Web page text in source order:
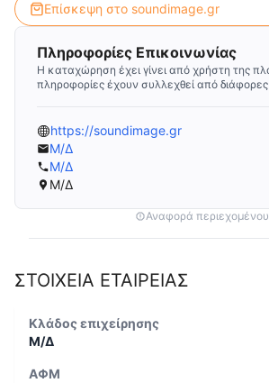
Επίσκεψη στο soundimage.gr
Πληροφορίες Επικοινωνίας
Η καταχώρηση έχει γίνει από χρήστη της
πληροφορίες έχουν συλλεχθεί από
https://soundimage.gr
Μ/Δ
Μ/Δ
Μ/Δ
Αναφορά περιεχομένου
ΣΤΟΙΧΕΙΑ ΕΤΑΙΡΕΙΑΣ
Κλάδος επιχείρησης
Μ/Δ
ΑΦΜ